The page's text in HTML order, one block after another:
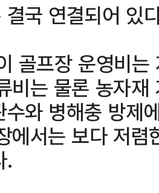
국 연결되어 있
골프장 운영비
비는 물론 농자
와 병해충 방제
에서는 보다 저
.